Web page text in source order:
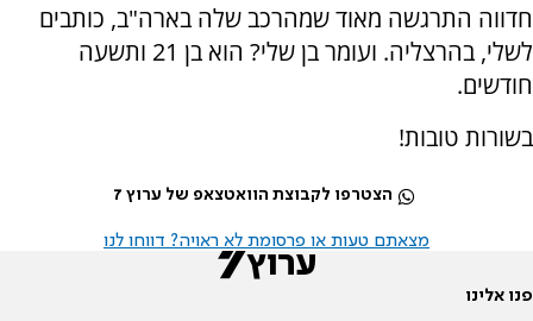
חדווה התרגשה מאוד שמהרכב שלה בארה"ב, כותבים
לשלי, בהרצליה. ועומר בן שלי? הוא בן 21 ותשעה
חודשים.
בשורות טובות!
הצטרפו לקבוצת הוואטצאפ של ערוץ 7
מצאתם טעות או פרסומת לא ראויה? דווחו לנו
פנו אלינו